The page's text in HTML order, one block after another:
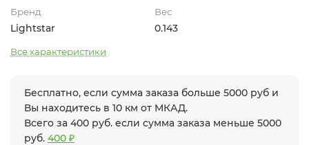
Бренд
Lightstar
Вес
0.143
Все характеристики
Бесплатно, если сумма заказа больше 5000 руб и
Вы находитесь в 10 км от МКАД.
Всего за 400 руб. если сумма заказа меньше 5000
руб. 400 ₽